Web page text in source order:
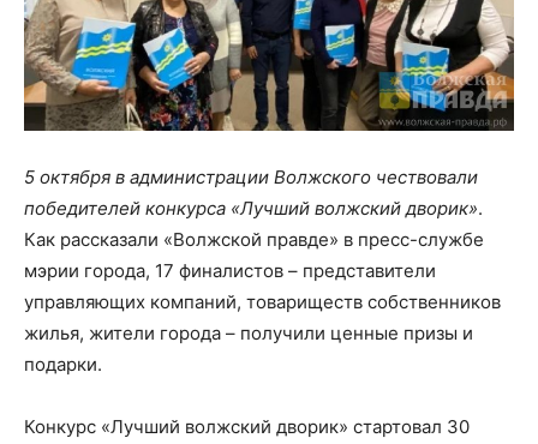
5 октября в администрации Волжского чествовали
победителей конкурса «Лучший волжский дворик».
Как рассказали «Волжской правде» в пресс-службе
мэрии города, 17 финалистов – представители
управляющих компаний, товариществ собственников
жилья, жители города – получили ценные призы и
подарки.
Конкурс «Лучший волжский дворик» стартовал 30